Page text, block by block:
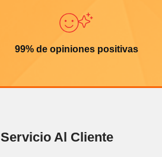
99% de opiniones positivas
Servicio Al Cliente